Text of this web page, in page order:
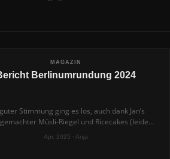
MAGAZIN
Berlinumrundung 2024
Stimmung ging es los, auch dank Jan’s
Müsli-Riegel und Ricecakes (leider
ich keinen abgekriegt). Erste Station: die
umrunden, dann raus aus dem Ort.
Apr. 2025 · Anja